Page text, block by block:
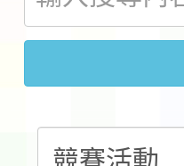
速演練
法」
本校
第3次
告(不再
檢送「
賽實施
本市「